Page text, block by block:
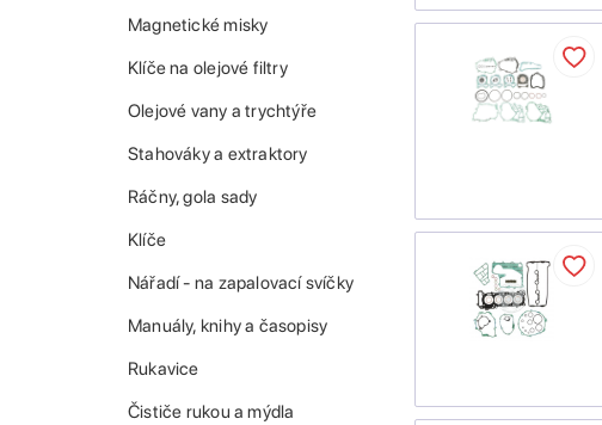
Magnetické misky
Klíče na olejové filtry
Olejové vany a trychtýře
Stahováky a extraktory
Ráčny, gola sady
Klíče
Nářadí - na zapalovací svíčky
Manuály, knihy a časopisy
Rukavice
Čističe rukou a mýdla